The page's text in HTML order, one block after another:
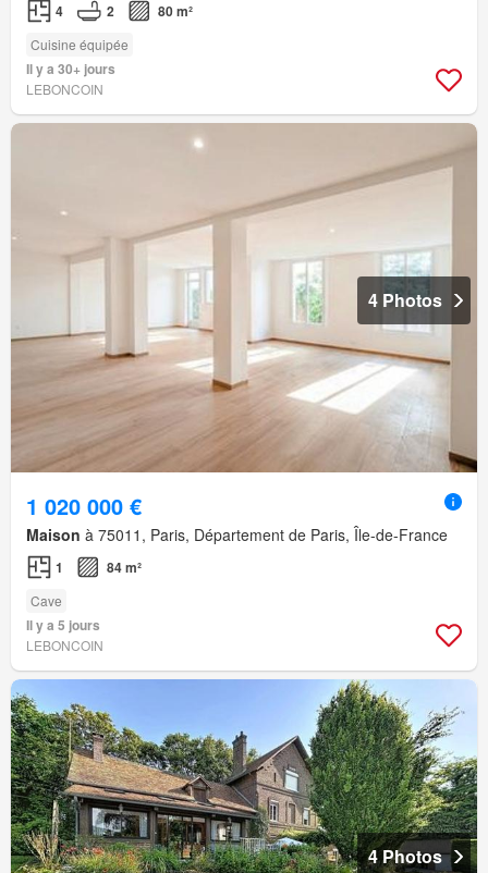
4 2 80 m²
Cuisine équipée
Il y a 30+ jours
LEBONCOIN
4 Photos
1 020 000 €
Maison à 75011, Paris, Département de Paris, Île-de-France
1 84 m²
Cave
Il y a 5 jours
LEBONCOIN
4 Photos